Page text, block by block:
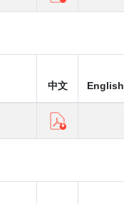
中文 English